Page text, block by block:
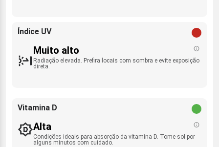
Índice UV
Muito alto
Radiação elevada. Prefira locais com sombra e evite exposição
direta.
Vitamina D
Alta
Condições ideais para absorção da vitamina D. Tome sol por
alguns minutos com cuidado.